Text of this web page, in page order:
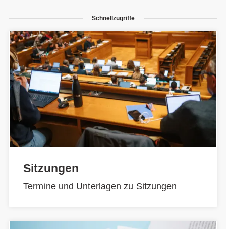
Schnellzugriffe
Sitzungen
Termine und Unterlagen zu Sitzungen